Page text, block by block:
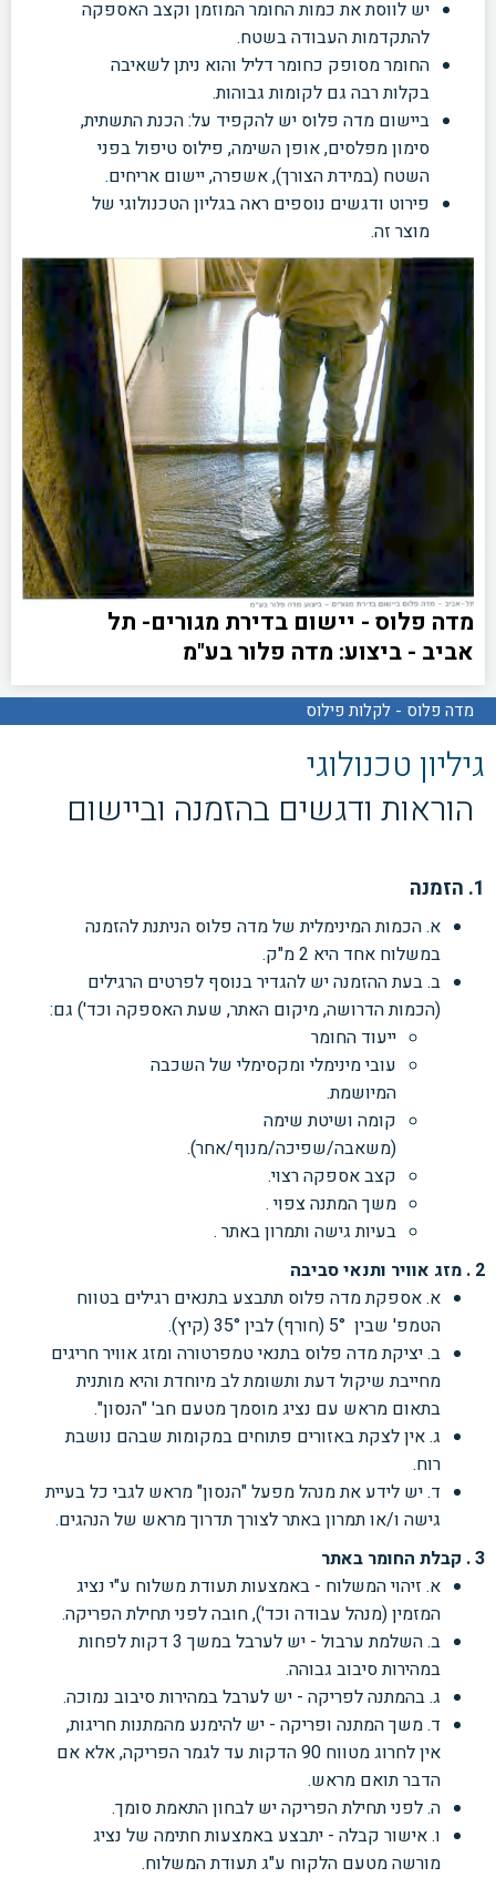
יש לווסת את כמות החומרהמוזמן וקצב האספקה
להתקדמות העבודה בשטח.
החומר מסופק כחומר דליל והוא ניתן לשאיבה
בקלות רבה גם לקומות גבוהות.
ביישום מדה פלוס יש להקפיד על:הכנת התשתית,
סימון מפלסים, אופן השימה, פילוס טיפול בפני
השטח (במידתהצורך), אשפרה, יישום אריחים.
פירוט ודגשים נוספים ראה בגליון הטכנולוגי של
מוצר זה.
מדה פלוס - יישום בדירת מגורים- תל
אביב - ביצוע: מדה פלור בע"מ
מדה פלוס - לקלות פילוס
גיליון טכנולוגי
הוראות ודגשים בהזמנה וביישום
1. הזמנה
א. הכמות המינימלית של מדה פלוס הניתנת להזמנה
במשלוח אחד היא 2 מ"ק.
ב. בעת ההזמנה יש להגדיר בנוסף לפרטים הרגילים
(הכמות הדרושה, מיקום האתר, שעת האספקה וכד') גם:
ייעוד החומר
עובי מינימלי ומקסימלי של השכבה
המיושמת.
קומה ושיטת שימה
(משאבה/שפיכה/מנוף/אחר).
קצב אספקה רצוי.
משך המתנה צפוי .
בעיות גישה ותמרון באתר .
2 . מזג אוויר ותנאי סביבה
א. אספקת מדה פלוס תתבצע בתנאים רגילים בטווח
הטמפ' שבין 5° (חורף) לבין 35° (קיץ).
ב. יציקת מדה פלוס בתנאי טמפרטורה ומזג אוויר חריגים
מחייבת שיקול דעת ותשומת לב מיוחדת והיא מותנית
בתאום מראש עם נציג מוסמך מטעם חב' "הנסון".
ג. אין לצקת באזורים פתוחים במקומות שבהם נושבת
רוח.
ד. יש לידע את מנהל מפעל "הנסון" מראש לגבי כל בעיית
גישה ו/או תמרון באתר לצורך תדרוך מראש של הנהגים.
3 . קבלת החומר באתר
א. זיהוי המשלוח - באמצעות תעודת משלוח ע"י נציג
המזמין (מנהל עבודה וכד'), חובה לפני תחילת הפריקה.
ב. השלמת ערבול - יש לערבל במשך 3 דקות לפחות
במהירות סיבוב גבוהה.
ג. בהמתנה לפריקה - יש לערבל במהירות סיבוב נמוכה.
ד. משך המתנה ופריקה - יש להימנע מהמתנות חריגות,
אין לחרוג מטווח 90 הדקות עד לגמר הפריקה, אלא אם
הדבר תואם מראש.
ה. לפני תחילת הפריקה יש לבחון התאמת סומך.
ו. אישור קבלה - יתבצע באמצעות חתימה של נציג
מורשה מטעם הלקוח ע"ג תעודת המשלוח.